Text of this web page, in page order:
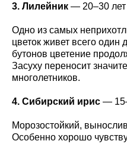
3. Лилейник — 20–30 лет
Одно из самых
цветок живет всего один
бутонов цветение
Засуху переносит
многолетников.
4. Сибирский ирис —
Морозостойкий,
Особенно хорошо